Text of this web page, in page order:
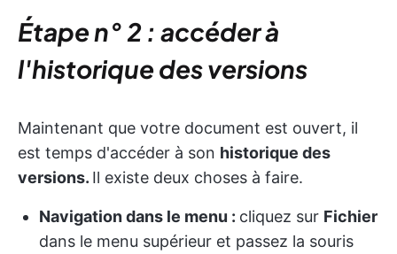
Étape n° 2 : accéder à
l'historique des versions
Maintenant que votre document est ouvert, il
est temps d'accéder à son historique des
versions. Il existe deux choses à faire.
Navigation dans le menu : cliquez sur Fichier
dans le menu supérieur et passez la souris